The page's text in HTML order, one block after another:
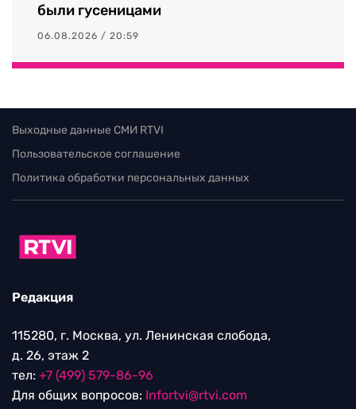
были гусеницами
06.08.2026 / 20:59
Выходные данные СМИ RTVI
Пользовательское соглашение
Политика обработки персональных данных
Редакция
115280, г. Москва, ул. Ленинская слобода,
д. 26, этаж 2
тел: +7 (499) 579-86-96
Для общих вопросов: Infortvi@rtvi.com